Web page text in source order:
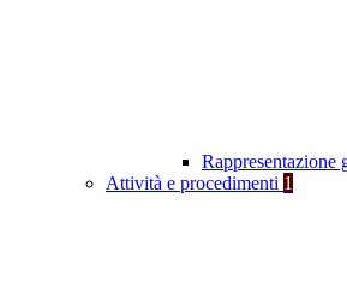
Rappresentazione
Attività e procedimenti 1